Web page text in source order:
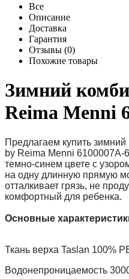
Все
Описание
Доставка
Гарантия
Отзывы (0)
Похожие товары
Зимний
Reima Menni
Предлагаем купить зимний
by Reima Menni 6100007A-
темно-синем цвете с
на одну длинную прямую
отталкивает грязь, не
комфортный для ребенка.
Основные
Ткань верха Taslan 100%
Водонепроницаемость